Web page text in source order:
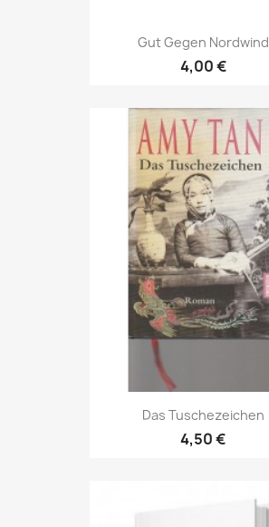
Gut Gegen Nordwind
4,00 €
Das Tuschezeichen
4,50 €